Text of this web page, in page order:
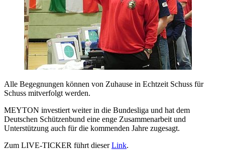
Alle Begegnungen können von Zuhause in Echtzeit Schuss für
Schuss mitverfolgt werden.
MEYTON investiert weiter in die Bundesliga und hat dem
Deutschen Schützenbund eine enge Zusammenarbeit und
Unterstützung auch für die kommenden Jahre zugesagt.
Zum LIVE-TICKER führt dieserLink.